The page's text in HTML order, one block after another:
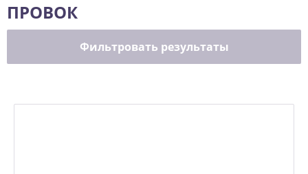
ПРОВОК
Фильтровать результаты